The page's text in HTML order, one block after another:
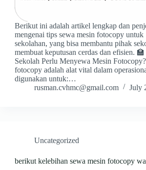
Berikut ini adalah artikel lengkap dan
mengenai tips sewa mesin fotocopy untuk
sekolahan, yang bisa membantu pihak
membuat keputusan cerdas dan efisien.
Sekolah Perlu Menyewa Mesin
fotocopy adalah alat vital dalam
digunakan untuk:…
rusman.cvhmc@gmail.com
July
Uncategorized
berikut kelebihan sewa mesin fotocopy